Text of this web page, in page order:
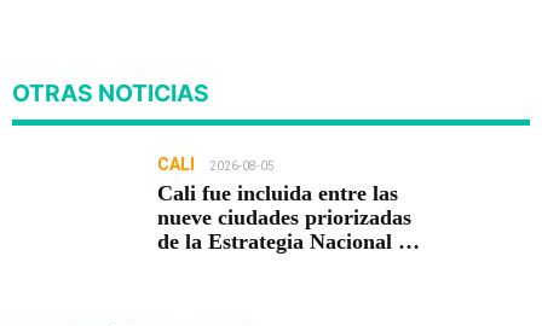
OTRAS NOTICIAS
CALI 2026-08-05
Cali fue incluida entre las
nueve ciudades priorizadas
de la Estrategia Nacional de